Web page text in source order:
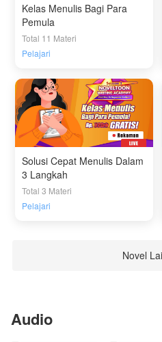
Kelas Menulis Bagi Para
Pemula
Total 11 Materi
Pelajari
Solusi Cepat Menulis Dalam
3 Langkah
Total 3 Materi
Pelajari
Novel
Audio